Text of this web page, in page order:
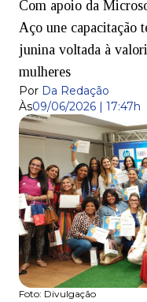
Com apoio da
Aço une capacitação
junina voltada à
mulheres
Por Da Redação
Às09/06/2026 | 17:47h
Foto: Divulgação